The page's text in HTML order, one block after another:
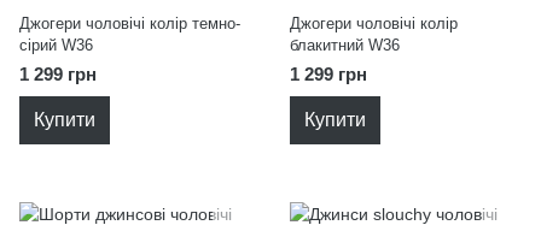
Джогери чоловічі колір темно-
сірий W36
1 299 грн
Купити
Джогери чоловічі колір
блакитний W36
1 299 грн
Купити